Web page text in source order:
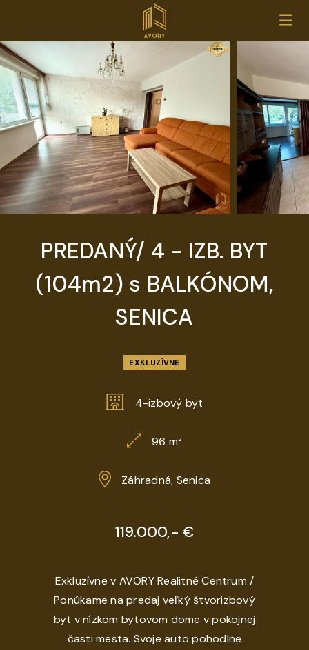
PREDANÝ/ 4 - IZB. BYT
(104m2) s BALKÓNOM,
SENICA
EXKLUZÍVNE
4-izbový byt
96 m²
Záhradná, Senica
119.000,- €
Exkluzívne v AVORY Realitné Centrum /
Ponúkame na predaj veľký štvorizbový
byt v nízkom bytovom dome v pokojnej
časti mesta. Svoje auto pohodlne